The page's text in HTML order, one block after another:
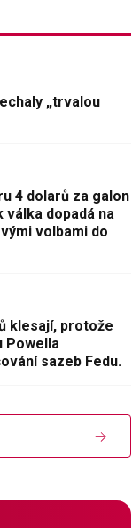
„trvalou
4 dolarů za galon
válka dopadá na
volbami do
klesají, protože
Powella
sazeb Fedu.